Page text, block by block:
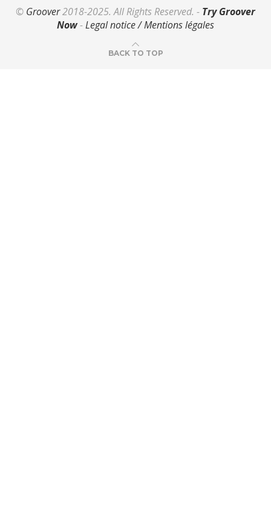
© Groover2018-2025. All Rights Reserved. - Try Groover
Now-Legal notice / Mentions légales
BACK TO TOP